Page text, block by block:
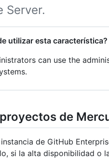
Server.
utilizar esta característica?
can use the
de
de GitHub
si la alta disponibilidad o